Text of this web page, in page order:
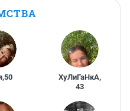
,50 ХуЛиГаНкА,
43